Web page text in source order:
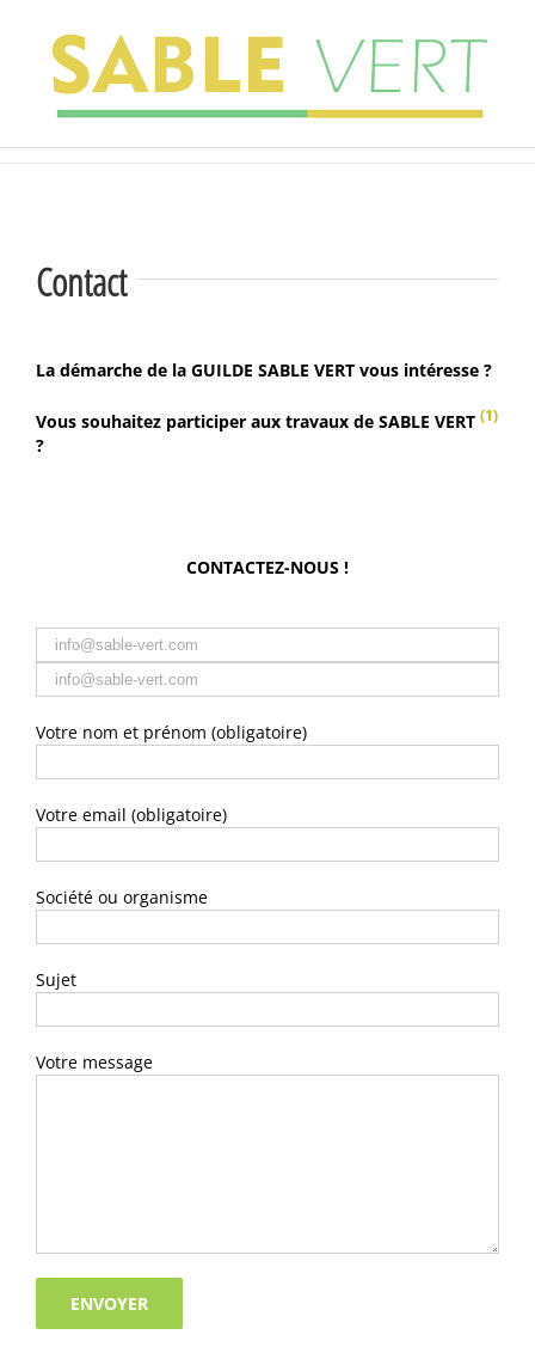
content
Contact
La démarche de la GUILDE SABLE VERT vous intéresse ?
Vous souhaitez participer aux travaux de SABLE VERT (1)
?
CONTACTEZ-NOUS !
Votre nom et prénom (obligatoire)
Votre email (obligatoire)
Société ou organisme
Sujet
Votre message